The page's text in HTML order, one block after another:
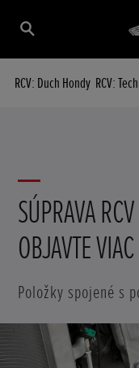
RCV: Duch Hondy RCV:
SÚPRAVA
OBJAVTE VIAC
Položky spojené s